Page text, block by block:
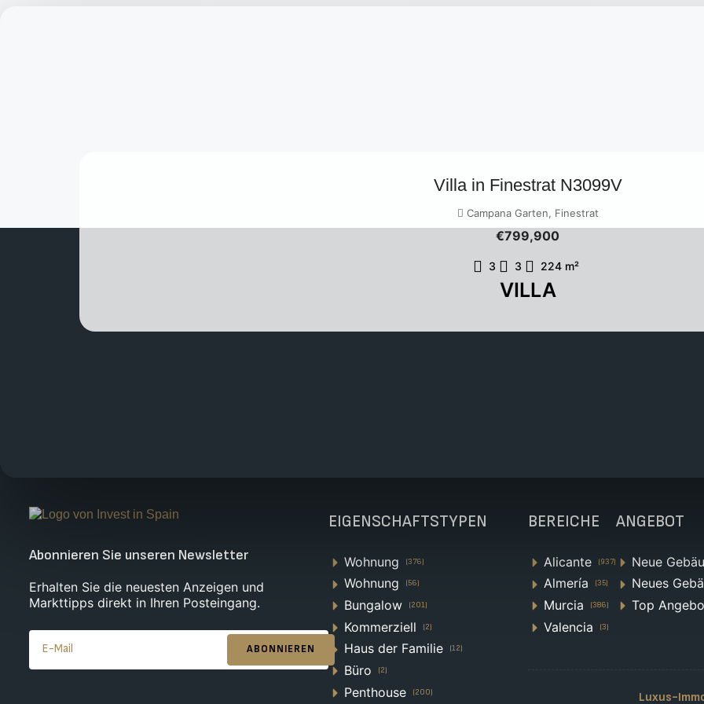
Villa in Finestrat N3099V
Campana Garten, Finestrat
€799,900
3 3 224 m²
VILLA
Villa in Rojales N9910
Abonnieren Sie unseren Newsletter
Erhalten Sie die neuesten Anzeigen und
Markttipps direkt in Ihren Posteingang.
ABONNIEREN
EIGENSCHAFTSTYPEN
Wohnung (376)
Wohnung (56)
Bungalow (201)
Kommerziell (2)
Haus der Familie (12)
Büro (2)
Penthouse (200)
BEREICHE
Alicante (937)
Almería (35)
Murcia (386)
Valencia (3)
ANGEBOT
Neue
Neues
Top
Luxus-